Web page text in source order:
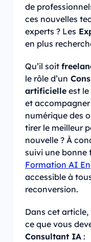
de
ces nouvelles
experts ? Les
en plus
Qu’il soit
le rôle d’un
artificielle est
et
numérique des
tirer le meilleur
nouvelle ? À
suivi une
Formation AI
accessible à
reconversion.
Dans cet
ce que vous
Consultant IA :